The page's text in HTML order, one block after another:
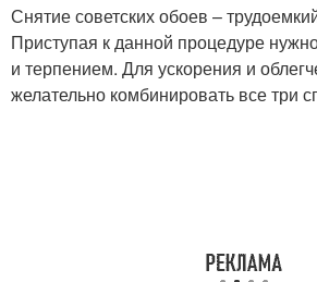
Снятие советских обоев –
Приступая к данной процедуре
и терпением. Для ускорения и
желательно комбинировать все три